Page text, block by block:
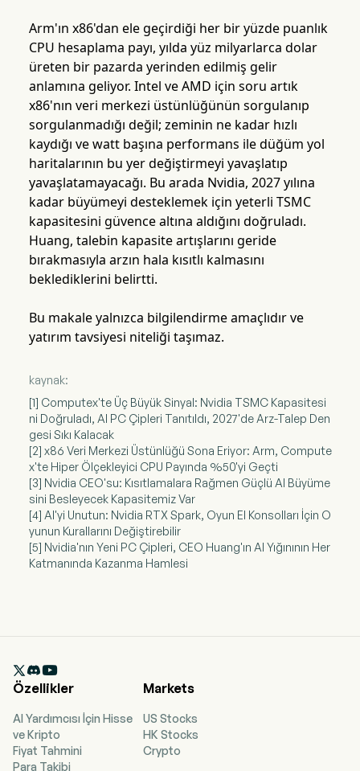
Arm'ın x86'dan ele geçirdiği her bir yüzde puanlık
CPU hesaplama payı, yılda yüz milyarlarca dolar
üreten bir pazarda yerinden edilmiş gelir
anlamına geliyor. Intel ve AMD için soru artık
x86'nın veri merkezi üstünlüğünün sorgulanıp
sorgulanmadığı değil; zeminin ne kadar hızlı
kaydığı ve watt başına performans ile düğüm yol
haritalarının bu yer değiştirmeyi yavaşlatıp
yavaşlatamayacağı. Bu arada Nvidia, 2027 yılına
kadar büyümeyi desteklemek için yeterli TSMC
kapasitesini güvence altına aldığını doğruladı.
Huang, talebin kapasite artışlarını geride
bırakmasıyla arzın hala kısıtlı kalmasını
beklediklerini belirtti.
Bu makale yalnızca bilgilendirme amaçlıdır ve
yatırım tavsiyesi niteliği taşımaz.
kaynak:
[1] Computex'te Üç Büyük Sinyal: Nvidia TSMC Kapasitesi
ni Doğruladı, AI PC Çipleri Tanıtıldı, 2027'de Arz-Talep Den
gesi Sıkı Kalacak
[2] x86 Veri Merkezi Üstünlüğü Sona Eriyor: Arm, Compute
x'te Hiper Ölçekleyici CPU Payında %50'yi Geçti
[3] Nvidia CEO'su: Kısıtlamalara Rağmen Güçlü AI Büyüme
sini Besleyecek Kapasitemiz Var
[4] AI'yi Unutun: Nvidia RTX Spark, Oyun El Konsolları İçin O
yunun Kurallarını Değiştirebilir
[5] Nvidia'nın Yeni PC Çipleri, CEO Huang'ın AI Yığınının Her
Katmanında Kazanma Hamlesi

Özellikler
AI Yardımcısı İçin Hisse
ve Kripto
Fiyat Tahmini
Para Takibi
Markets
US Stocks
HK Stocks
Crypto